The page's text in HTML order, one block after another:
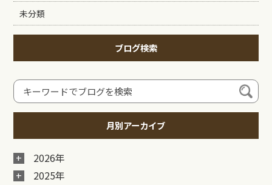
未分類
ブログ検索
月別アーカイブ
2026年
2025年